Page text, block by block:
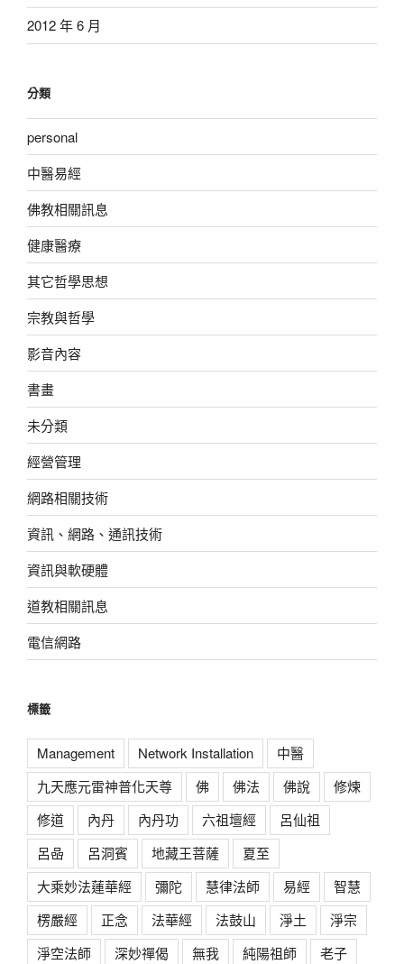
2012 年 6 月
分類
personal
中醫易經
佛教相關訊息
健康醫療
其它哲學思想
宗教與哲學
影音內容
書畫
未分類
經營管理
網路相關技術
資訊、網路、通訊技術
資訊與軟硬體
道教相關訊息
電信網路
標籤
Management Network Installation
中醫
九天應元雷神普化天尊
佛 佛法 佛說
修煉
修道
內丹 內丹功 六祖壇經
呂仙祖
呂喦
呂洞賓 地藏王菩薩
夏至
大乘妙法蓮華經
彌陀 慧律法師 易經
智慧
楞嚴經
正念 法華經 法鼓山 淨土
淨宗
淨空法師
深妙禪偈 無我 純陽祖師 老子